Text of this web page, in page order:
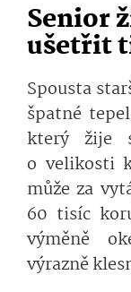
Senior
ušetřit
Spousta
špatné
který žije
o velikosti
může za
60 tisíc
výměně
výrazně